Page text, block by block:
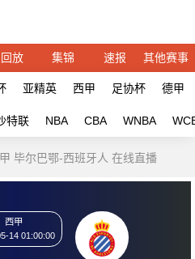
回放 集锦 速报 其他赛事
亚精英 西甲 足协杯 德甲
特联 NBA CBA WNBA
毕尔巴鄂-西班牙人 在线直播